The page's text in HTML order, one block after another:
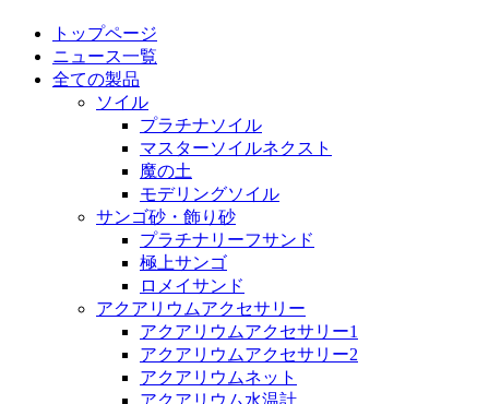
トップページ
ニュース一覧
全ての製品
ソイル
プラチナソイル
マスターソイルネクスト
魔の土
モデリングソイル
サンゴ砂・飾り砂
プラチナリーフサンド
極上サンゴ
ロメイサンド
アクアリウムアクセサリー
アクアリウムアクセサリー1
アクアリウムアクセサリー2
アクアリウムネット